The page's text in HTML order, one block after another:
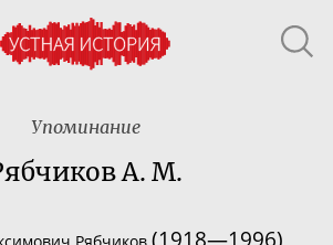
Упоминание
А. М.
Рябчиков (1918—1996)